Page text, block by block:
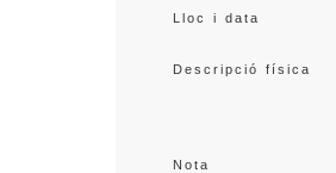
Lloc i data
Descripció física
Nota